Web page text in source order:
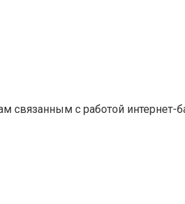
связанным с работой интернет-